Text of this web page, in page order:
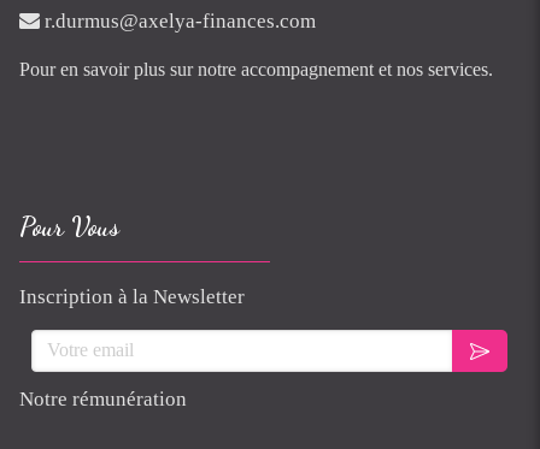
r.durmus@axelya-finances.com
Pour en savoir plus sur notre accompagnement et nos services.
Pour Vous
Inscription à la Newsletter
Votre email
Notre rémunération